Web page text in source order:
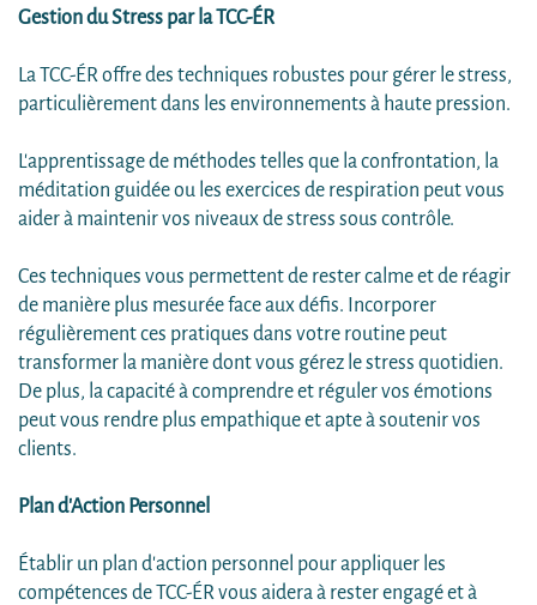
Gestion du Stress par la TCC-ÉR
La TCC-ÉR offre des techniques robustes pour gérer le stress,
particulièrement dans les environnements à haute pression.
L'apprentissage de méthodes telles que la confrontation, la
méditation guidée ou les exercices de respiration peut vous
aider à maintenir vos niveaux de stress sous contrôle.
Ces techniques vous permettent de rester calme et de réagir
de manière plus mesurée face aux défis. Incorporer
régulièrement ces pratiques dans votre routine peut
transformer la manière dont vous gérez le stress quotidien.
De plus, la capacité à comprendre et réguler vos émotions
peut vous rendre plus empathique et apte à soutenir vos
clients.
Plan d'Action Personnel
Établir un plan d'action personnel pour appliquer les
compétences de TCC-ÉR vous aidera à rester engagé et à